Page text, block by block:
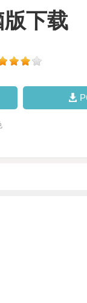
下载